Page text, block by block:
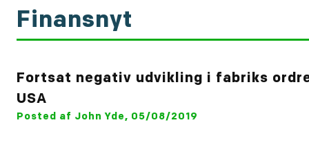
Finansnyt
Fortsat negativ udvikling i fabriks
USA
Posted af John Yde, 05/08/2019